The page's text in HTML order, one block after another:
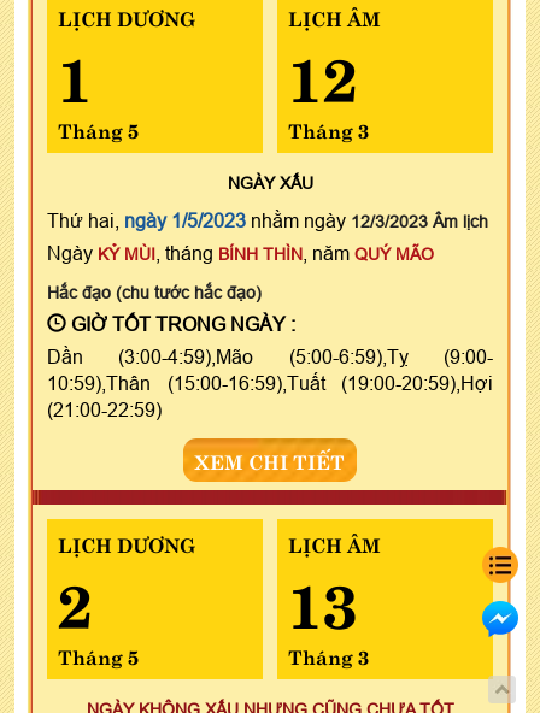
LỊCH DƯƠNG
1
Tháng 5
LỊCH ÂM
12
Tháng 3
NGÀYXẤU
Thứ hai, ngày 1/5/2023 nhằm ngày 12/3/2023 Âm lịch
Ngày KỶ MÙI , tháng BÍNH THÌN , năm QUÝ MÃO
Hắc đạo (chu tước hắc đạo)
GIỜ TỐT TRONG NGÀY :
Dần (3:00-4:59),Mão (5:00-6:59),Tỵ (9:00-
10:59),Thân (15:00-16:59),Tuất (19:00-20:59),Hợi
(21:00-22:59)
XEM CHI TIẾT
LỊCH DƯƠNG
2
Tháng 5
LỊCH ÂM
13
Tháng 3